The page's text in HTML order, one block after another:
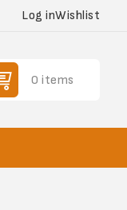
Log inWishlist
0 items